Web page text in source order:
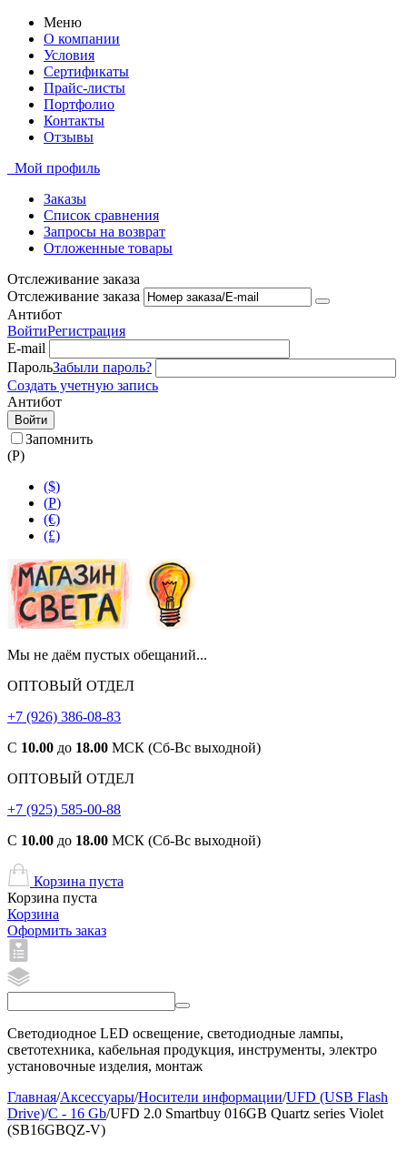
Меню
О компании
Условия
Сертификаты
Прайс-листы
Портфолио
Контакты
Отзывы
Мой профиль
Заказы
Список сравнения
Запросы на возврат
Отложенные товары
Отслеживание заказа
Отслеживание заказа
Антибот
ВойтиРегистрация
E-mail
ПарольЗабыли пароль?
Создать учетную запись
Антибот
Войти
Запомнить
(Р)
($)
(Р)
(€)
(£)
Мы не даём пустых обещаний...
ОПТОВЫЙ ОТДЕЛ
+7 (926) 386-08-83
С 10.00 до 18.00 МСК (Сб-Вс выходной)
ОПТОВЫЙ ОТДЕЛ
+7 (925) 585-00-88
С 10.00 до 18.00 МСК (Сб-Вс выходной)
Корзина пуста
Корзина пуста
Корзина
Оформить заказ
Светодиодное LED освещение, светодиодные лампы,
светотехника, кабельная продукция, инструменты, электро
установочные изделия, монтаж
Главная/Аксессуары/Носители информации/UFD (USB Flash
Drive)/C - 16 Gb/UFD 2.0 Smartbuy 016GB Quartz series Violet
(SB16GBQZ-V)